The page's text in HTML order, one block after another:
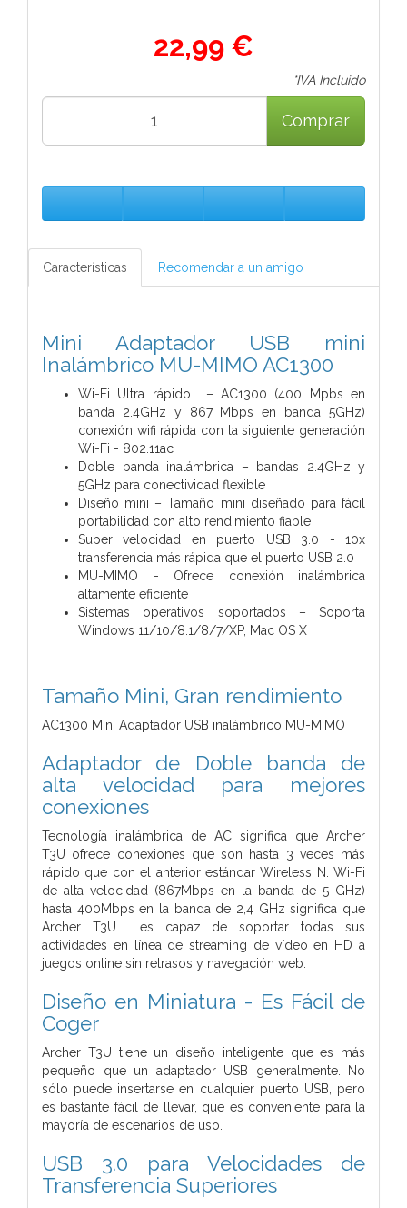
22,99 €
*IVA Incluido
Comprar
Características Recomendar a un amigo
Mini Adaptador USB mini
Inalámbrico MU-MIMO AC1300
Wi-Fi Ultra rápido – AC1300 (400 Mpbs en
banda 2.4GHz y 867 Mbps en banda 5GHz)
conexión wifi rápida con la siguiente generación
Wi-Fi - 802.11ac
Doble banda inalámbrica – bandas 2.4GHz y
5GHz para conectividad flexible
Diseño mini – Tamaño mini diseñado para fácil
portabilidad con alto rendimiento fiable
Super velocidad en puerto USB 3.0 - 10x
transferencia más rápida que el puerto USB 2.0
MU-MIMO - Ofrece conexión inalámbrica
altamente eficiente
Sistemas operativos soportados – Soporta
Windows 11/10/8.1/8/7/XP, Mac OS X
Tamaño Mini, Gran rendimiento
AC1300 Mini Adaptador USB inalámbrico MU-MIMO
Adaptador de Doble banda de
alta velocidad para mejores
conexiones
Tecnología inalámbrica de AC significa que Archer
T3U ofrece conexiones que son hasta 3 veces más
rápido que con el anterior estándar Wireless N. Wi-Fi
de alta velocidad (867Mbps en la banda de 5 GHz)
hasta 400Mbps en la banda de 2,4 GHz significa que
Archer T3U es capaz de soportar todas sus
actividades en línea de streaming de vídeo en HD a
juegos online sin retrasos y navegación web.
Diseño en Miniatura - Es Fácil de
Coger
Archer T3U tiene un diseño inteligente que es más
pequeño que un adaptador USB generalmente. No
sólo puede insertarse en cualquier puerto USB, pero
es bastante fácil de llevar, que es conveniente para la
mayoría de escenarios de uso.
USB 3.0 para Velocidades de
Transferencia Superiores